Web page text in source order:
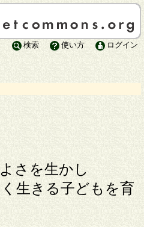
検索 使い方 ログイン
さを生かし
生きる子どもを育